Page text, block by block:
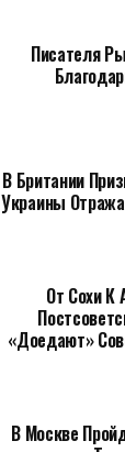
Писателя
В Британии
Украины
От Сохи К
«доедают»
В Москве